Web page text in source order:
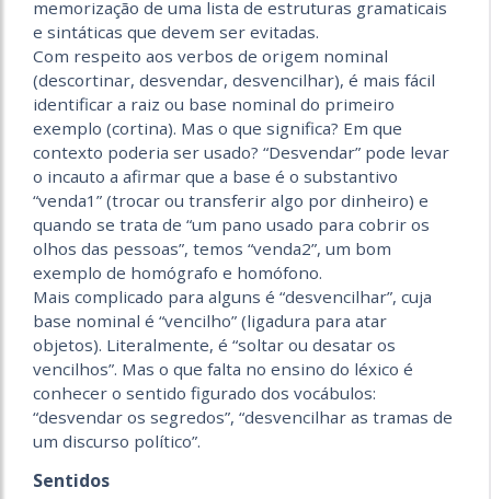
memorização de uma lista de estruturas gramaticais
e sintáticas que devem ser evitadas.
Com respeito aos verbos de origem nominal
(descortinar, desvendar, desvencilhar), é mais fácil
identificar a raiz ou base nominal do primeiro
exemplo (cortina). Mas o que significa? Em que
contexto poderia ser usado? “Desvendar” pode levar
o incauto a afirmar que a base é o substantivo
“venda1” (trocar ou transferir algo por dinheiro) e
quando se trata de “um pano usado para cobrir os
olhos das pessoas”, temos “venda2”, um bom
exemplo de homógrafo e homófono.
Mais complicado para alguns é “desvencilhar”, cuja
base nominal é “vencilho” (ligadura para atar
objetos). Literalmente, é “soltar ou desatar os
vencilhos”. Mas o que falta no ensino do léxico é
conhecer o sentido figurado dos vocábulos:
“desvendar os segredos”, “desvencilhar as tramas de
um discurso político”.
Sentidos